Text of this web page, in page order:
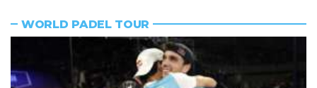
WORLD PADEL TOUR